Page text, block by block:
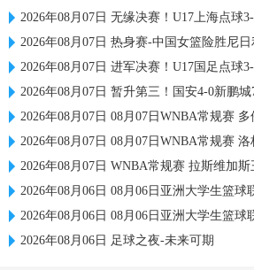
2026年08月07日 无缘决赛！U17上海点球3-4枪手U17
2026年08月07日 热身赛-中国女篮险胜尼日利亚
2026年08月07日 进军决赛！U17国足点球3-1河床U17
2026年08月07日 暂升第三！国安4-0新鹏城7轮不败 张
2026年08月07日 08月07日WNBA常规赛 多伦多节
2026年08月07日 08月07日WNBA常规赛 洛杉矶火花
2026年08月07日 WNBA常规赛 拉斯维加斯王牌 86 -
2026年08月06日 08月06日亚洲大学生篮球联赛8强赛 清
2026年08月06日 08月06日亚洲大学生篮球联赛8强赛 早
2026年08月06日 足球之夜-未来可期